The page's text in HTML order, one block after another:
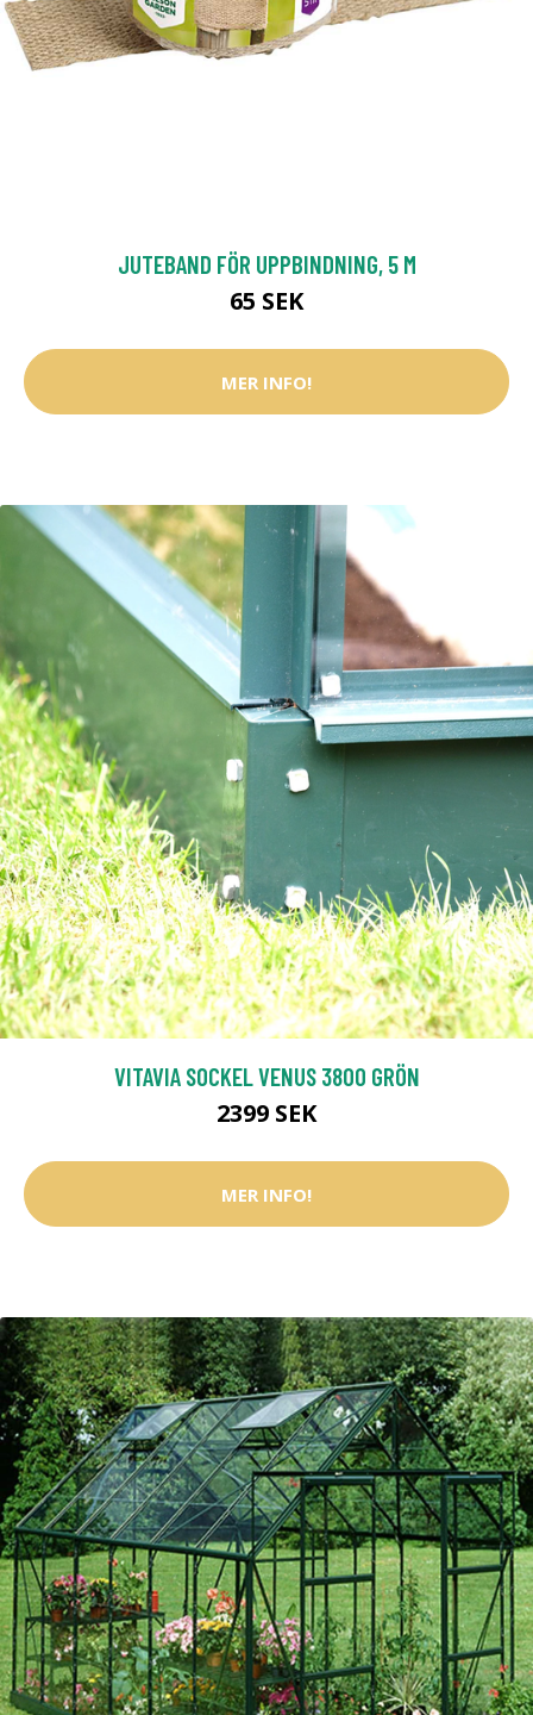
JUTEBAND FÖR UPPBINDNING, 5 M
65 SEK
MER INFO!
VITAVIA SOCKEL VENUS 3800 GRÖN
2399 SEK
MER INFO!